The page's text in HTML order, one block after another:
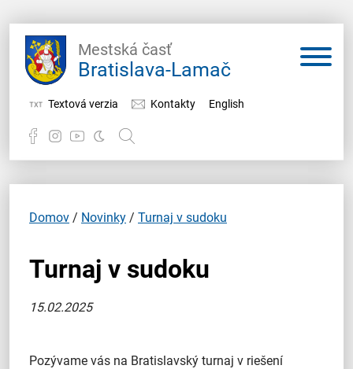
Mestská časť
Bratislava-Lamač
Textová verzia Kontakty English
Samospráva
Domov / Novinky / Turnaj v sudoku
Turnaj v sudoku
15.02.2025
Pozývame vás na Bratislavský turnaj v riešení